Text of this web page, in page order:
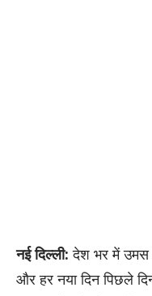
नई दिल्ली: देश भर में उमस
और हर नया दिन पिछले